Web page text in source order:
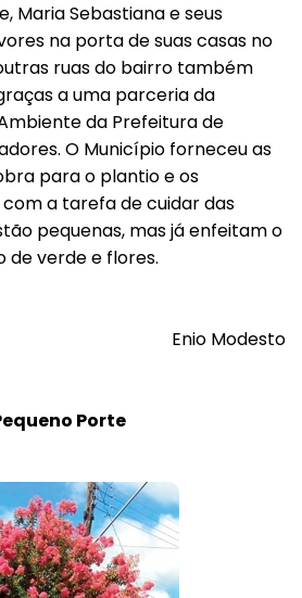
Maria Sebastiana e seus
na porta de suas casas no
ruas do bairro também
a uma parceria da
da Prefeitura de
O Município forneceu as
para o plantio e os
a tarefa de cuidar das
pequenas, mas já enfeitam o
de verde e flores.
Enio Modesto
Porte